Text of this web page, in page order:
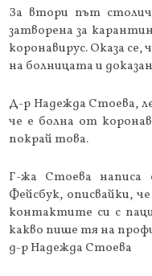
За втори път
затворена за
коронавирус. Оказа се,
на болницата и
Д-р Надежда Стоева,
че е болна от
покрай това.
Г-жа Стоева написа
Фейсбук, описвайки,
контактите си с
какво пише тя на
д-р Надежда Стоева